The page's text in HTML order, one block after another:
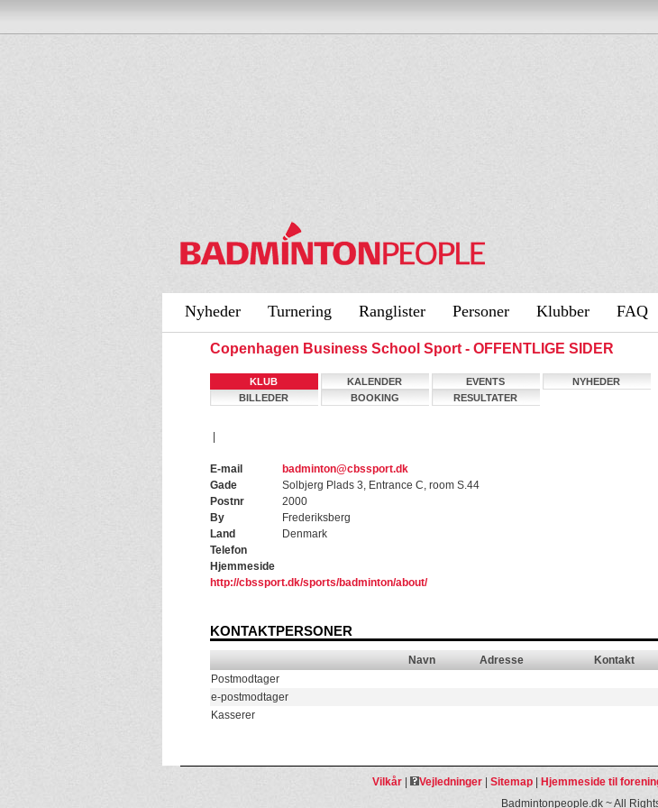
Nyheder Turnering Ranglister Personer Klubber FAQ
Copenhagen Business School Sport - OFFENTLIGE SIDER
KLUB KALENDER EVENTS
NYHEDER
BILLEDER
BOOKING RESULTATER
E-mail
badminton@cbssport.dk
Gade
Solbjerg Plads 3, Entrance C, room S.44
Postnr
2000
By
Frederiksberg
Land
Denmark
Telefon
Hjemmeside
http://cbssport.dk/sports/badminton/about/
KONTAKTPERSONER
Navn Adresse
Kontakt
Postmodtager
e-postmodtager
Kasserer
Vilkår Vejledninger Sitemap Hjemmeside til
Badmintonpeople.dk ~ All